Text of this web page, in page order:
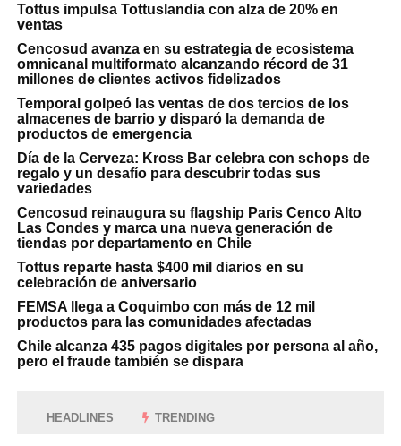
Tottus impulsa Tottuslandia con alza de 20% en
ventas
Cencosud avanza en su estrategia de ecosistema
omnicanal multiformato alcanzando récord de 31
millones de clientes activos fidelizados
Temporal golpeó las ventas de dos tercios de los
almacenes de barrio y disparó la demanda de
productos de emergencia
Día de la Cerveza: Kross Bar celebra con schops de
regalo y un desafío para descubrir todas sus
variedades
Cencosud reinaugura su flagship Paris Cenco Alto
Las Condes y marca una nueva generación de
tiendas por departamento en Chile
Tottus reparte hasta $400 mil diarios en su
celebración de aniversario
FEMSA llega a Coquimbo con más de 12 mil
productos para las comunidades afectadas
Chile alcanza 435 pagos digitales por persona al año,
pero el fraude también se dispara
HEADLINES TRENDING